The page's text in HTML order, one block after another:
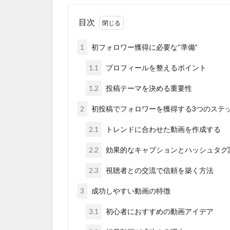
目次
1 初フォロワー獲得に必要な“準備”
1.1 プロフィールを整えるポイント
1.2 投稿テーマを決める重要性
2 初投稿でフォロワーを獲得する3つのステ
2.1 トレンドに合わせた動画を作成する
2.2 効果的なキャプションとハッシュタグ
2.3 視聴者との交流で信頼を築く方法
3 成功しやすい動画の特徴
3.1 初心者におすすめの動画アイデア